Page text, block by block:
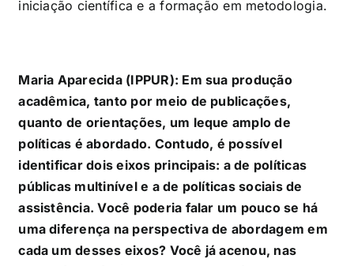
iniciação científica e a formação em metodologia.
Maria Aparecida (IPPUR): Em sua produção
acadêmica, tanto por meio de publicações,
quanto de orientações, um leque amplo de
políticas é abordado. Contudo, é possível
identificar dois eixos principais: a de políticas
públicas multinível e a de políticas sociais de
assistência. Você poderia falar um pouco se há
uma diferença na perspectiva de abordagem em
cada um desses eixos? Você já acenou, nas